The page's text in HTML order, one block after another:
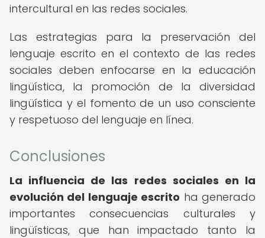
intercultural en las redes sociales.
Las estrategias para la preservación del
lenguaje escrito en el contexto de las redes
sociales deben enfocarse en la educación
lingüística, la promoción de la diversidad
lingüística y el fomento de un uso consciente
y respetuoso del lenguaje en línea.
Conclusiones
La influencia de las redes sociales en la
evolución del lenguaje escrito ha generado
importantes consecuencias culturales y
lingüísticas, que han impactado tanto la